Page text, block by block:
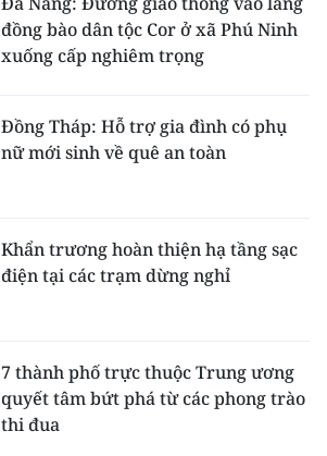
đồng bào dân tộc Cor ở xã Phú Ninh
xuống cấp nghiêm trọng
Đồng Tháp: Hỗ trợ gia đình có phụ
nữ mới sinh về quê an toàn
Khẩn trương hoàn thiện hạ tầng sạc
điện tại các trạm dừng nghỉ
7 thành phố trực thuộc Trung ương
quyết tâm bứt phá từ các phong trào
thi đua